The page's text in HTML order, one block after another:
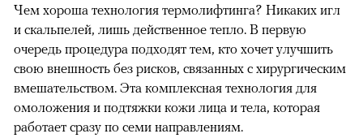
Чем хороша технология термолифтинга? Никаких игл
и скальпелей, лишь действенное тепло. В первую
очередь процедура подходят тем, кто хочет улучшить
свою внешность без рисков, связанных с хирургическим
вмешательством. Эта комплексная технология для
омоложения и подтяжки кожи лица и тела, которая
работает сразу по семи направлениям.